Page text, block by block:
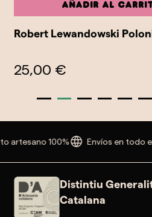
Añadir al
Robert Lewandowski
25,00 €
artesano 100% Envíos en todo
Distintiu
Catalana